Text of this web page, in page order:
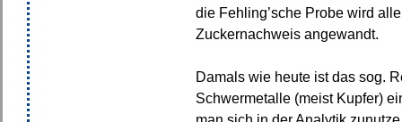
die Fehling’sche Probe wird
Zuckernachweis angewandt.
Damals wie heute ist das sog.
Schwermetalle (meist Kupfer)